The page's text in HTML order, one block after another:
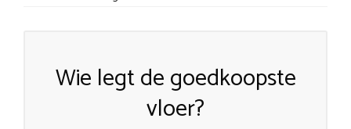
Wie legt de goedkoopste
vloer?